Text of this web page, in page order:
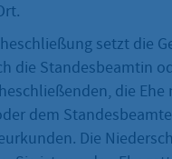
setzt die
die Standesbeamtin
die
dem
Die